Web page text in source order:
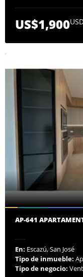
US$1,900
AP-641
En: Escazú, San José
Tipo de inmueble:
Tipo de negocio: